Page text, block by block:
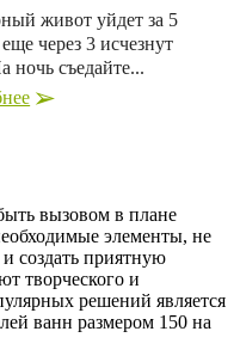
живот уйдет за 5
через 3 исчезнут
ночь съедайте...
вызовом в плане
элементы, не
и создать приятную
творческого и
решений является
ванн размером 150 на